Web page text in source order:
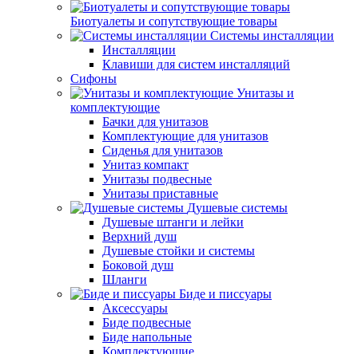
Биотуалеты и сопутствующие товары
Системы инсталляции
Инсталляции
Клавиши для систем инсталляций
Сифоны
Унитазы и
комплектующие
Бачки для унитазов
Комплектующие для унитазов
Сиденья для унитазов
Унитаз компакт
Унитазы подвесные
Унитазы приставные
Душевые системы
Душевые штанги и лейки
Верхний душ
Душевые стойки и системы
Боковой душ
Шланги
Биде и писсуары
Аксессуары
Биде подвесные
Биде напольные
Комплектующие